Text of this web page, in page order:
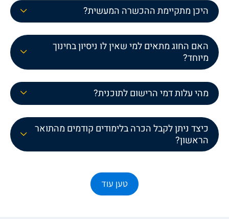
היכן מתקיימת ההכשרה המעשית?
האם החוג מתאים למי שאין לו ניסיון בחינוך
מיוחד?
מהי עלות דמי הרישום לתוכנית?
כיצד ניתן לקבל הכרה בלימודים קודמים מהתואר
הראשון?
טען עוד